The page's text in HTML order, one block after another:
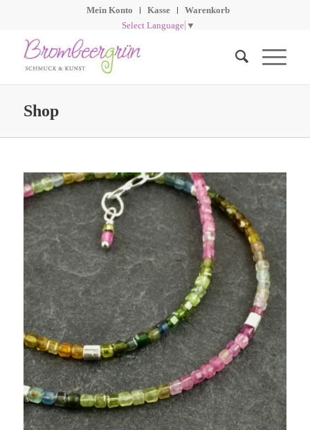
Mein Konto Kasse
Warenkorb
Select Language ▼
Shop